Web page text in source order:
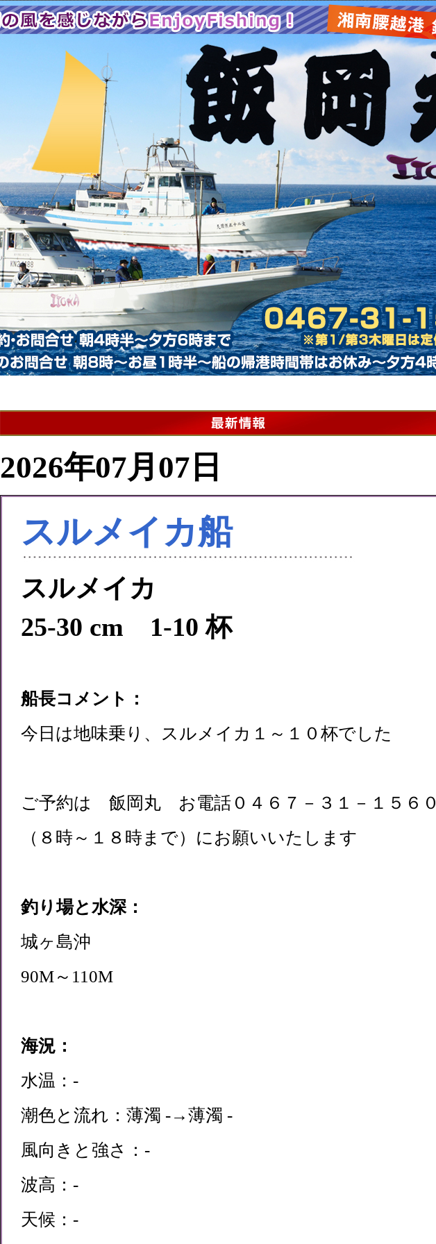
2026年07月07日
スルメイカ船
スルメイカ
25-30 cm 1-10 杯
船長コメント：
今日は地味乗り、スルメイカ１～１０杯でした
ご予約は 飯岡丸 お電話０４６７－３１－１５６０
（８時～１８時まで）にお願いいたします
釣り場と水深：
城ヶ島沖
90M～110M
海況：
水温：-
潮色と流れ：薄濁 -→薄濁 -
風向きと強さ：-
波高：-
天候：-